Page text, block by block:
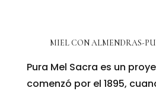
MIEL CON ALMENDRAS-
Pura Mel Sacra es un
comenzó por el 1895,